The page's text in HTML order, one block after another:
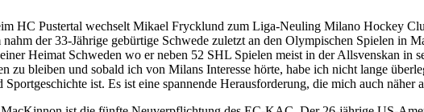
HC Pustertal wechselt Mikael Frycklund zum Liga-Neuling Milano Hockey
der 33-Jährige gebürtige Schwede zuletzt an den Olympischen Spielen in
Heimat Schweden wo er neben 52 SHL Spielen meist in der Allsvenskan in
zu bleiben und sobald ich von Milans Interesse hörte, habe ich nicht lange
ist. Es ist eine spannende Herausforderung, die mich auch